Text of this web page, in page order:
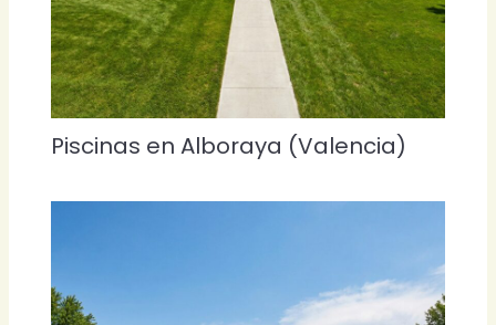
Piscinas en Alboraya (Valencia)